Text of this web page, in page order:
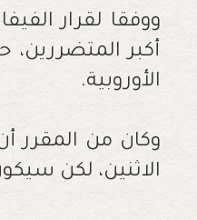
ووفقا لقرار
أكبر المتضررين،
الأوروبية.
وكان من المقرر
الاثنين، لكن